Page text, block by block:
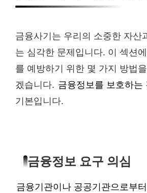
금융사기는 우리의 소중한 자산
는 심각한 문제입니다. 이 섹션
를 예방하기 위한 몇 가지 방법
겠습니다. 금융정보를 보호하는
기본입니다.
금융정보 요구 의심
금융기관이나 공공기관으로부